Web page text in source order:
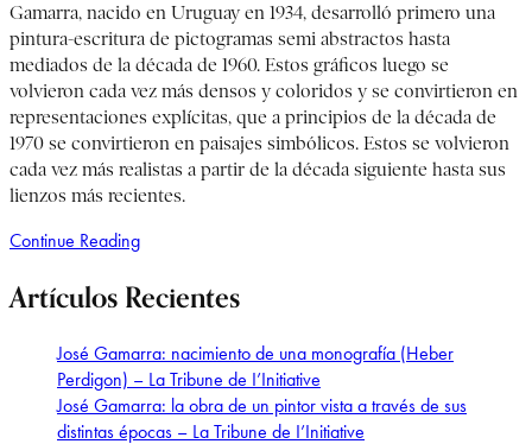
Gamarra, nacido en Uruguay en 1934, desarrolló primero una
pintura-escritura de pictogramas semi abstractos hasta
mediados de la década de 1960. Estos gráficos luego se
volvieron cada vez más densos y coloridos y se convirtieron en
representaciones explícitas, que a principios de la década de
1970 se convirtieron en paisajes simbólicos. Estos se volvieron
cada vez más realistas a partir de la década siguiente hasta sus
lienzos más recientes.
Continue Reading
Artículos Recientes
José Gamarra: nacimiento de una monografía (Heber
Perdigon) – La Tribune de I’Initiative
José Gamarra: la obra de un pintor vista a través de sus
distintas épocas – La Tribune de I’Initiative